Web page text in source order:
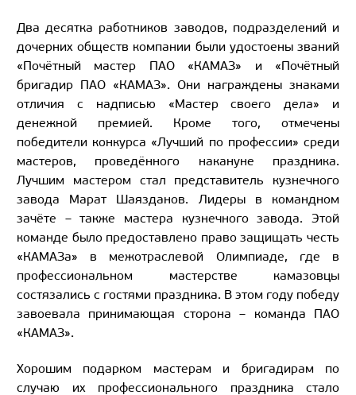
Два десятка работников заводов, подразделений и
дочерних обществ компании были удостоены званий
«Почётный мастер ПАО «КАМАЗ» и «Почётный
бригадир ПАО «КАМАЗ». Они награждены знаками
отличия с надписью «Мастер своего дела» и
денежной премией. Кроме того, отмечены
победители конкурса «Лучший по профессии» среди
мастеров, проведённого накануне праздника.
Лучшим мастером стал представитель кузнечного
завода Марат Шаязданов. Лидеры в командном
зачёте – также мастера кузнечного завода. Этой
команде было предоставлено право защищать честь
«КАМАЗа» в межотраслевой Олимпиаде, где в
профессиональном мастерстве камазовцы
состязались с гостями праздника. В этом году победу
завоевала принимающая сторона – команда ПАО
«КАМАЗ».
Хорошим подарком мастерам и бригадирам по
случаю их профессионального праздника стало